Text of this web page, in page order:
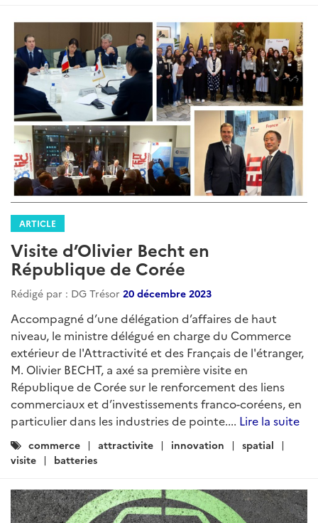
ARTICLE
Visite d’Olivier Becht en
République de Corée
Rédigé par : DG Trésor 20 décembre 2023
Accompagné d’une délégation d’affaires de haut
niveau, le ministre délégué en charge du Commerce
extérieur de l'Attractivité et des Français de l'étranger,
M. Olivier BECHT, a axé sa première visite en
République de Corée sur le renforcement des liens
commerciaux et d’investissements franco-coréens, en
particulier dans les industries de pointe.... Lire la suite
Catégories
:
commerce attractivite innovation
spatial
visite
batteries